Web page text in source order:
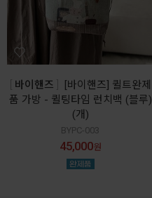
바이핸즈
[바이핸즈] 퀼트완제
품 가방 - 퀼팅타임 런치백 (블루)
(개)
BYPC-003
45,000원